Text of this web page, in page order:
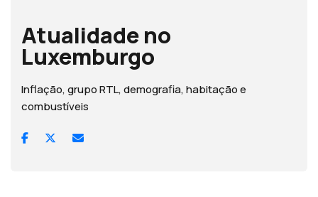
Atualidade no
Luxemburgo
Inflação, grupo RTL, demografia, habitação e
combustíveis